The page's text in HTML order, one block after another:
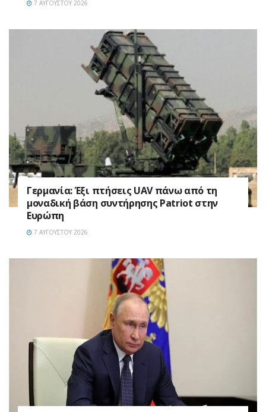
7 ΑΥΓΟΎΣΤΟΥ 2026
Γερμανία: Έξι πτήσεις UAV πάνω από τη
μοναδική βάση συντήρησης Patriot στην
Ευρώπη
7 ΑΥΓΟΎΣΤΟΥ 2026